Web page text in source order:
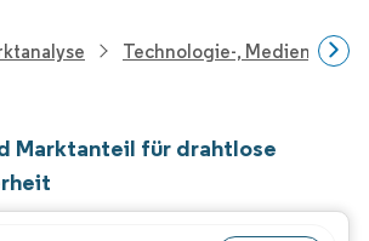
Technologie-, Medien- Und
Marktanteil für drahtlose